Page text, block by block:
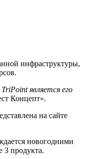
инфраструктуры,
TriPoint является его
Концепт».
на сайте
новогодними
3 продукта.